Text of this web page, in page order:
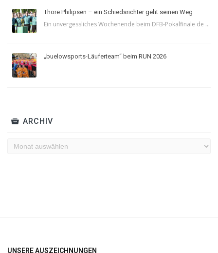
Thore Philipsen – ein Schiedsrichter geht seinen Weg
Ein unvergessliches Wochenende beim DFB-Pokalfinale de ...
„buelowsports-Läuferteam“ beim RUN 2026
ARCHIV
Archiv
UNSERE AUSZEICHNUNGEN